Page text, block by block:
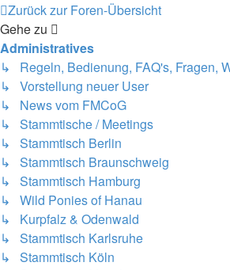
Zurück zur Foren-Übersicht
Gehe zu
Administratives
↳ Regeln, Bedienung, FAQ's, Fragen,
↳ Vorstellung neuer User
↳ News vom FMCoG
↳ Stammtische / Meetings
↳ Stammtisch Berlin
↳ Stammtisch Braunschweig
↳ Stammtisch Hamburg
↳ Wild Ponies of Hanau
↳ Kurpfalz & Odenwald
↳ Stammtisch Karlsruhe
↳ Stammtisch Köln